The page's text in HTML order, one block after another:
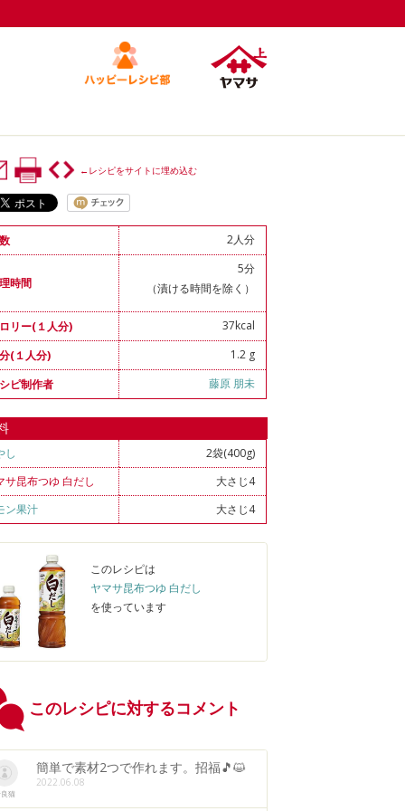
←レシピをサイトに埋め込む
2人分
時間
5分
（漬ける時間を除く）
リー(１人分)
37kcal
(１人分)
1.2 g
ピ制作者
藤原 朋未
し
2袋(400g)
サ昆布つゆ 白だし
大さじ4
ン果汁
大さじ4
このレシピは
ヤマサ昆布つゆ 白だし
を使っています
このレシピに対するコメント
猫
簡単で素材2つで作れます。招福🎵😺
2022.06.08